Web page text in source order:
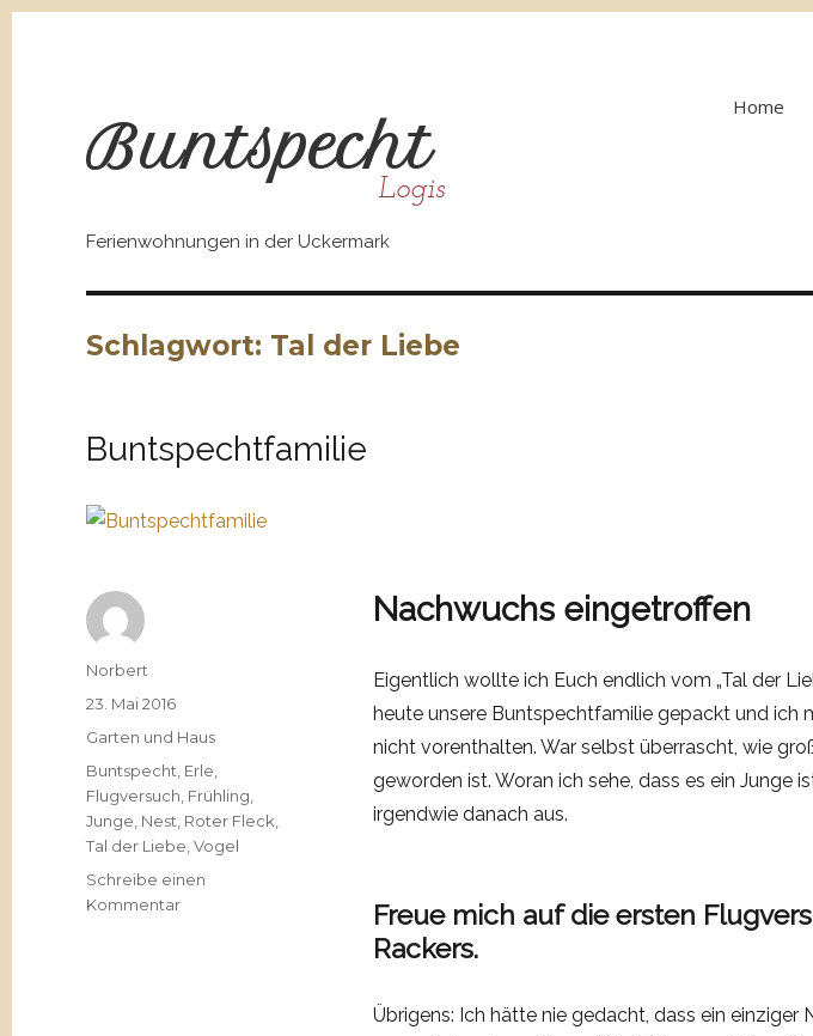
Buntspecht
Logis
Ferienwohnungen in der Uckermark
Home
Schlagwort: Tal der Liebe
Buntspechtfamilie
Nachwuchs eingetroffen
Eigentlich wollte ich Euch endlich vom „Tal der
heute unsere Buntspechtfamilie gepackt und ich
nicht vorenthalten. War selbst überrascht, wie
geworden ist. Woran ich sehe, dass es ein Junge
irgendwie danach aus.
Freue mich auf die ersten
Rackers.
Übrigens: Ich hätte nie gedacht, dass ein einziger
Autor
Norbert
Veröffentlicht
am
23. Mai 2016
Kategorien
Garten und Haus
Schlagwörter
Buntspecht, Erle,
Flugversuch, Frühling,
Junge, Nest, Roter Fleck,
Tal der Liebe,Vogel
Schreibe einen
Kommentarzu